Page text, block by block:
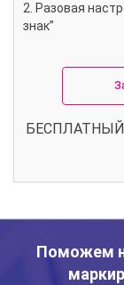
2. Разовая
знак”
Поможем